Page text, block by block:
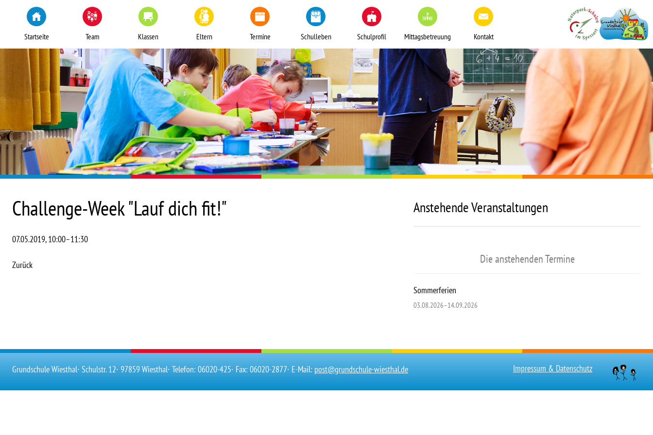
Startseite Team Klassen Eltern Termine Schulleben Schulprofil Mittagsbetreuung Kontakt
Challenge-Week "Lauf dich fit!"
07.05.2019, 10:00–11:30
Zurück
Anstehende Veranstaltungen
Die anstehenden Termine
Sommerferien
03.08.2026–14.09.2026
Grundschule Wiesthal∙ Schulstr. 12∙ 97859 Wiesthal∙ Telefon: 06020-425∙ Fax: 06020-2877∙ E-Mail: post@grundschule-wiesthal.de Impressum & Datenschutz